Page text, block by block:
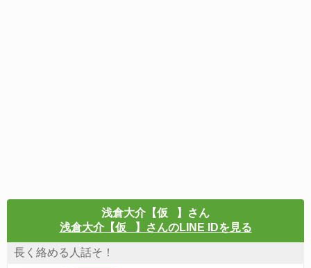
浅倉大介【仮⠀】さん
浅倉大介【仮⠀】さんのLINE IDを見る
長く絡める人話そ！